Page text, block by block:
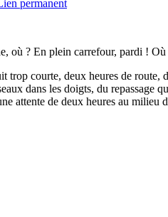
permanent
où ? En plein carrefour, pardi !
trop courte, deux heures de
dans les doigts, du repassage
attente de deux heures au